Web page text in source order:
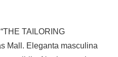
TAILORING
Mall. Eleganta masculina